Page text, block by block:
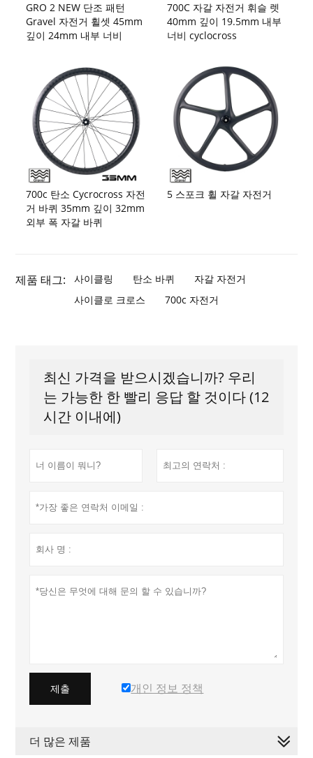
GRO 2 NEW 단조 패턴
Gravel 자전거 휠셋 45mm
깊이 24mm 내부 너비
700C 자갈 자전거 휘슬 렛
40mm 깊이 19.5mm 내부
너비 cyclocross
700c 탄소 Cycrocross 자전
거 바퀴 35mm 깊이 32mm
외부 폭 자갈 바퀴
5 스포크 휠 자갈 자전거
제품 태그: 사이클링 탄소 바퀴
자갈 자전거
사이클로 크로스
700c 자전거
최신 가격을 받으시겠습니까? 우리
는 가능한 한 빨리 응답 할 것이다 (12
시간 이내에)
제출 개인 정보 정책
더 많은 제품